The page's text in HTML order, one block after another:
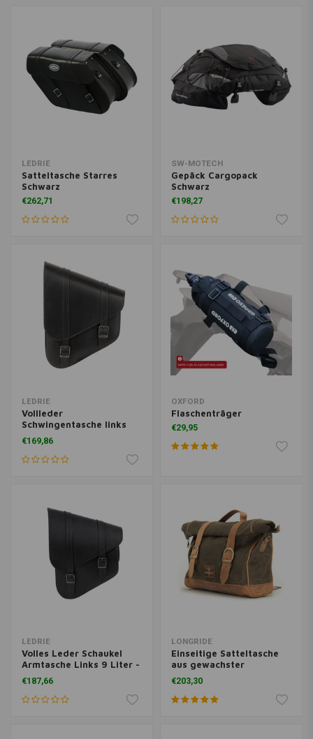
LEDRIE
Satteltasche Starres
Schwarz
€262,71
SW-MOTECH
Gepäck Cargopack
Schwarz
€198,27
LEDRIE
Vollleder
Schwingentasche links
6,5 Liter | Schwarz
€169,86
OXFORD
Flaschenträger
€29,95
LEDRIE
Volles Leder Schaukel
Armtasche Links 9 Liter -
Schwarz
€187,66
LONGRIDE
Einseitige Satteltasche
aus gewachster
Baumwolle Khaki
€203,30